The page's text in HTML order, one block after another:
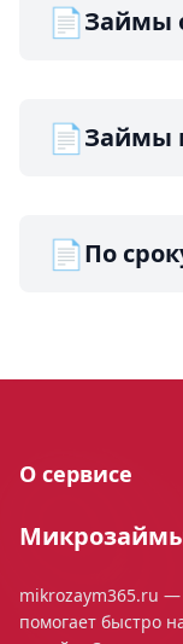
📄Займы
📄Займы
📄По
О сервисе
mikrozaym365.ru —
помогает быстро